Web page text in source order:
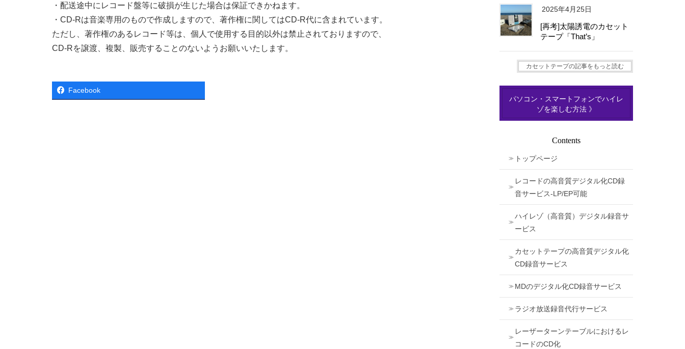
・配送途中にレコード盤等に破損が生じた場合は保証できかねます。
・CD-Rは音楽専用のもので作成しますので、著作権に関してはCD-R代に含まれています。
ただし、著作権のあるレコード等は、個人で使用する目的以外は禁止されておりますので、
CD-Rを譲渡、複製、販売することのないようお願いいたします。
Facebook
2025年4月25日
[再考]太陽誘電のカセット
テープ「That’s」
カセットテープの記事をもっと読む
パソコン・スマートフォンでハイレ
ゾを楽しむ方法 》
Contents
トップページ
レコードの高音質デジタル化CD録
音サービス-LP/EP可能
ハイレゾ（高音質）デジタル録音サ
ービス
カセットテープの高音質デジタル化
CD録音サービス
MDのデジタル化CD録音サービス
ラジオ放送録音代行サービス
レーザーターンテーブルにおけるレ
コードのCD化